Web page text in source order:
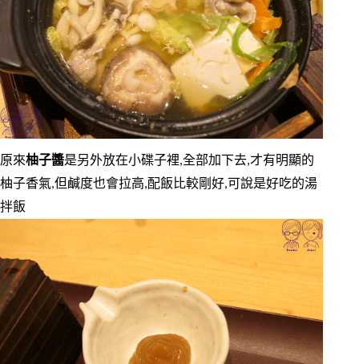
原來柚子醬是另外放在小碟子裡,全部加下去,才有明顯的
柚子香氣,但鹹度也會拉高,配飯比較剛好,可說是好吃的湯
拌飯